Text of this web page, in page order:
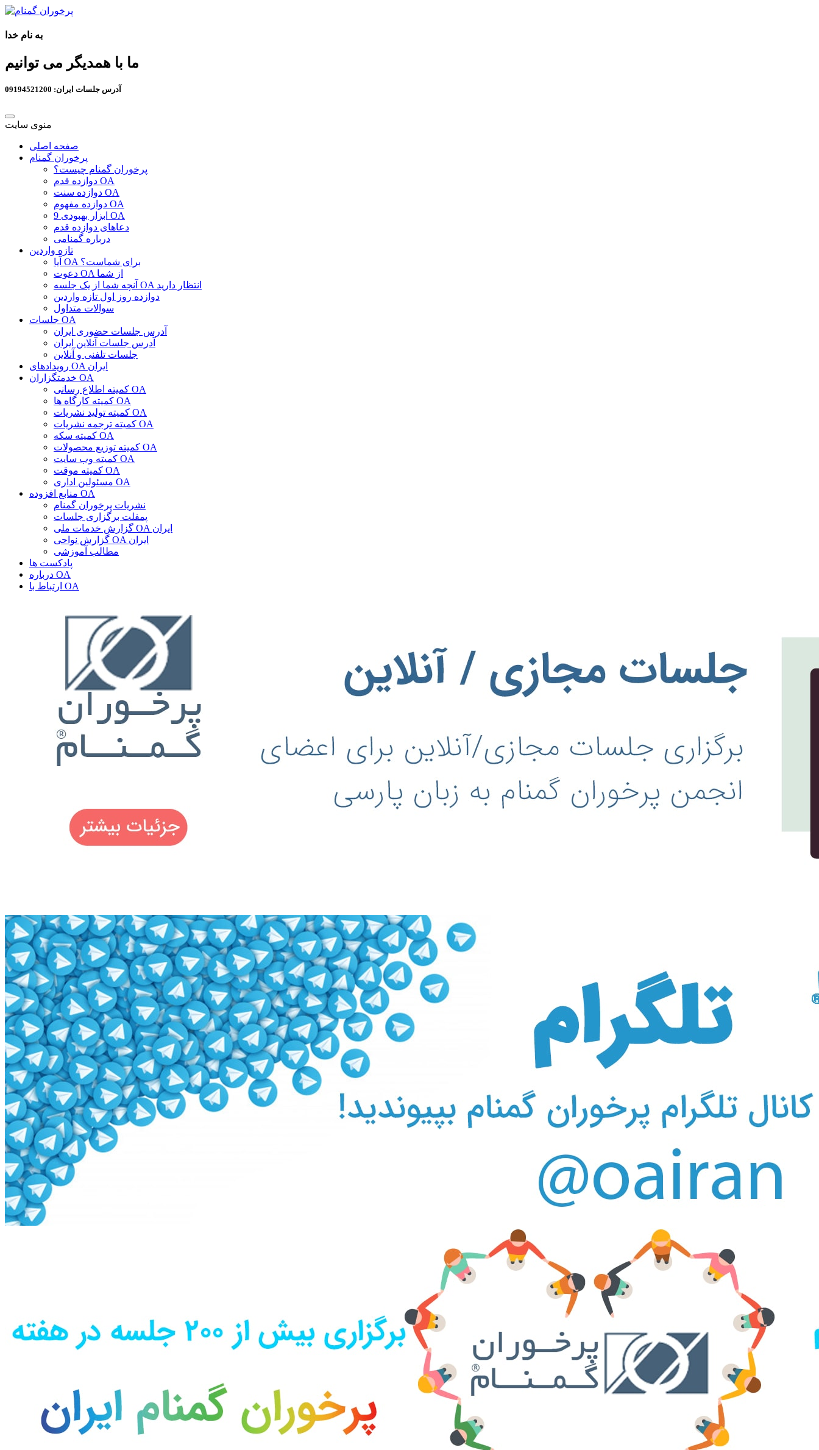
به نام خدا
ما با همدیگر می توانیم
آدرس جلسات ایران: 09194521200
منوی سایت
صفحه اصلی
پرخوران گمنام
پرخوران گمنام چیست؟
دوازده قدم OA
دوازده سنت OA
دوازده مفهوم OA
9 ابزار بهبودی OA
دعاهای دوازده قدم
درباره گمنامی
تازه واردین
آیا OA برای شماست؟
دعوت OA از شما
آنچه شما از یک جلسه OA انتظار دارید
دوازده روز اول تازه واردین
سوالات متداول
جلسات OA
آدرس جلسات حضوری ایران
آدرس جلسات آنلاین ایران
جلسات تلفنی و آنلاین
رویدادهای OA ایران
خدمتگزاران OA
کمیته اطلاع رسانی OA
کمیته کارگاه ها OA
کمیته تولید نشریات OA
کمیته ترجمه نشریات OA
کمیته سکه OA
کمیته توزیع محصولات OA
کمیته وب سایت OA
کمیته موقت OA
مسئولین اداری OA
منابع افزوده OA
نشریات پرخوران گمنام
پمفلت برگزاری جلسات
گزارش خدمات ملی OA ایران
گزارش نواحی OA ایران
مطالب آموزشی
پادکست ها
درباره OA
ارتباط با OA